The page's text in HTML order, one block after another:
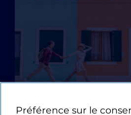
Préférence sur le